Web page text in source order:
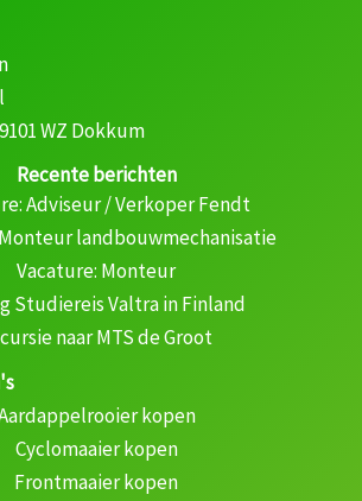
WZ Dokkum
Recente berichten
Adviseur / Verkoper Fendt
landbouwmechanisatie
Vacature: Monteur
Studiereis Valtra in Finland
naar MTS de Groot
kopen
Cyclomaaier kopen
Frontmaaier kopen